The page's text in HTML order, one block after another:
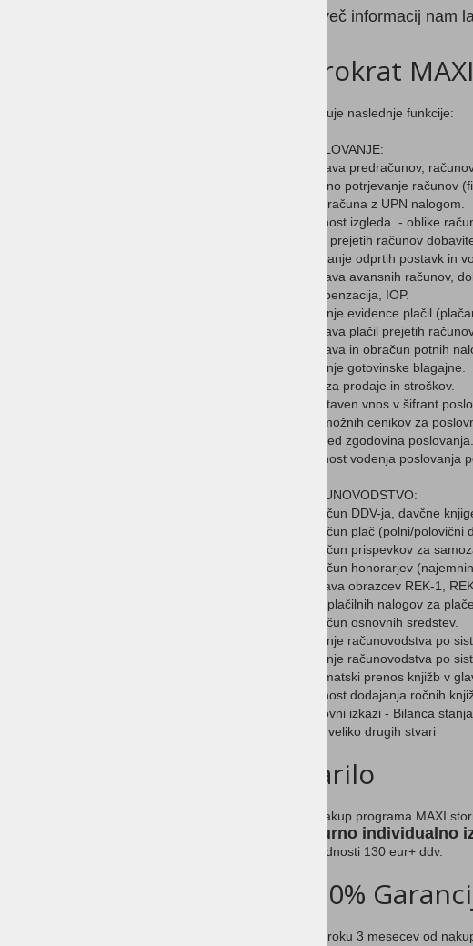
Za več informacij nam
Birokrat
Vsebuje naslednje funkcije:
POSLOVANJE:
Izdelava predračunov,
Davčno potrjevanje računov
Izpis računa z UPN nalogom.
Možnost izgleda - oblike
Vnos prejetih računov
Zapiranje odprtih postavk in
Izdelava avansnih računov,
Kompenzacija, IOP.
Vodenje evidence plačil
Priprava plačil prejetih
Izdelava in obračun potnih
Vodenje gotovinske blagajne.
Analiza prodaje in stroškov.
Enostaven vnos v šifrant
Več možnih cenikov za
Pregled zgodovina poslovanja.
Možnost vodenja poslovanja
RAČUNOVODSTVO:
Obračun DDV-ja, davčne
Obračun plač (polni/
Obračun prispevkov za
Obračun honorarjev
izdelava obrazcev REK-1,
Izpis plačilnih nalogov za
Obračun osnovnih sredstev.
Vodenje računovodstva po
Vodenje računovodstva po
Avtomatski prenos knjižb v
Možnost dodajanja ročnih
Poslovni izkazi - Bilanca
in še veliko drugih stvari
Darilo
Za nakup programa MAXI
3 - urno individualno
v vrednosti 130 eur+ ddv.
100%
Če v roku 3 mesecev od